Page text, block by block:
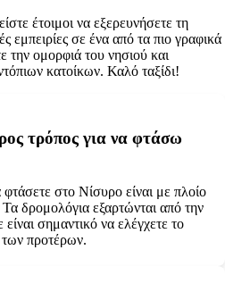
έτοιμοι να εξερευνήσετε τη
εμπειρίες σε ένα από τα πιο γραφικά
την ομορφιά του νησιού και
κατοίκων. Καλό ταξίδι!
τρόπος για να φτάσω
στο Νίσυρο είναι με πλοίο
δρομολόγια εξαρτώνται από την
σημαντικό να ελέγχετε το
προτέρων.